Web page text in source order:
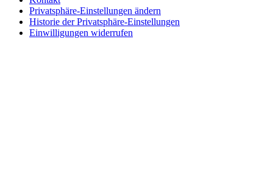
Privatsphäre-Einstellungen ändern
Historie der Privatsphäre-Einstellungen
Einwilligungen widerrufen